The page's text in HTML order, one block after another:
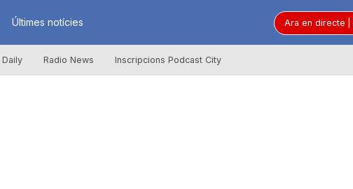
Últimes notícies Ara en directe
Radio News Inscripcions Podcast City